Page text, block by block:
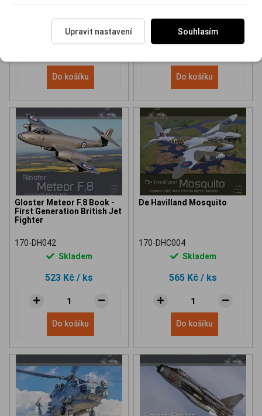
613 Kč/ ks
Do košíku
565 Kč/ ks
Do košíku
Gloster Meteor F.8 Book -
First Generation British Jet
Fighter
170-DH042
Skladem
523 Kč / ks
Do košíku
De Havilland Mosquito
170-DHC004
Skladem
565 Kč / ks
Do košíku
Upravit nastavení Souhlasím